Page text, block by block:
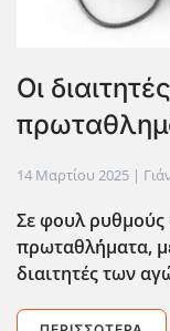
Οι
14 Μαρτίου 2025 |
Σε φουλ ρυθμούς
πρωταθλ΄ήματα,
διαιτητές των